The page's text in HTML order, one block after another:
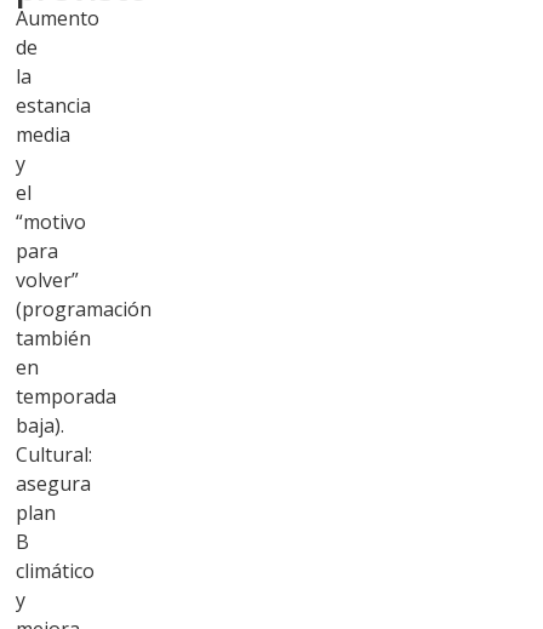
Aumento
de
la
estancia
media
y
el
“motivo
para
volver”
(programación
también
en
temporada
baja).
Cultural:
asegura
plan
B
climático
y